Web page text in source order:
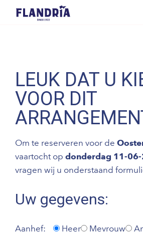
LEUK DAT U
VOOR DIT
Om te reserveren voor de
vaartocht op donderdag 11-
vragen wij u onderstaand
Uw gegevens:
Aanhef: Heer Mevrouw